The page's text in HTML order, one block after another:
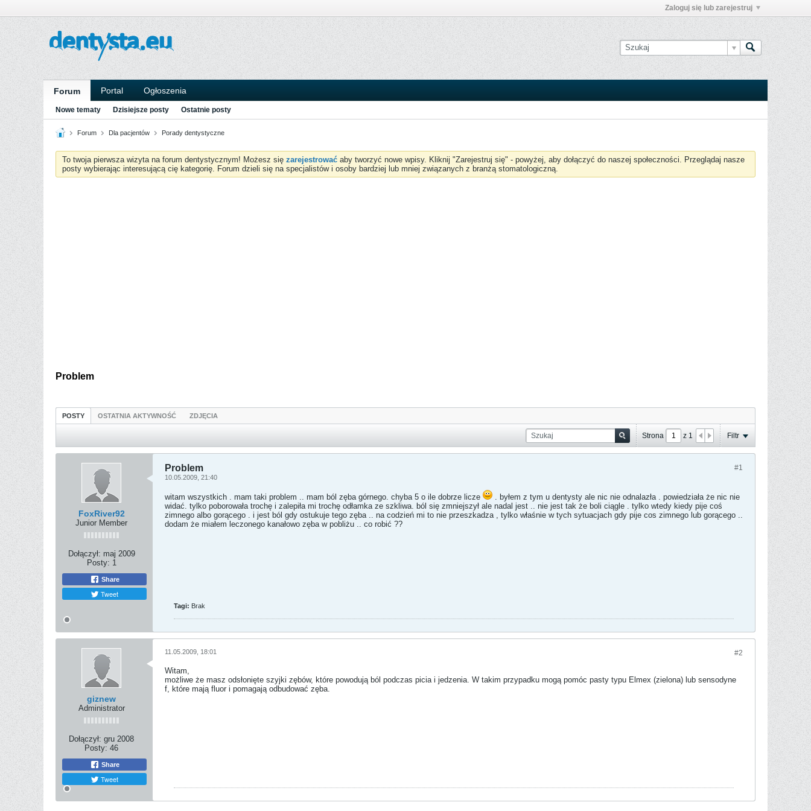
Zaloguj się lub zarejestruj
Forum Portal Ogłoszenia
Nowe tematy Dzisiejsze posty Ostatnie posty
Forum Dla pacjentów Porady dentystyczne
To twoja pierwsza wizyta na forum dentystycznym! Możesz się zarejestrować aby tworzyć nowe wpisy. Kliknij "Zarejestruj się" - powyżej, aby dołączyć do naszej społeczności. Przeglądaj nasze
posty wybierając interesującą cię kategorię. Forum dzieli się na specjalistów i osoby bardziej lub mniej związanych z branżą stomatologiczną.
Problem
POSTY OSTATNIA AKTYWNOŚĆ ZDJĘCIA
Strona z 1 Filtr
FoxRiver92
Junior Member
Dołączył: maj 2009
Posty: 1
Share
Tweet
#1
Problem
10.05.2009, 21:40
witam wszystkich . mam taki problem .. mam ból zęba górnego. chyba 5 o ile dobrze licze
. byłem z tym u dentysty ale nic nie odnalazła . powiedziała że nic nie
widać. tylko poborowała trochę i zalepiła mi trochę odłamka ze szkliwa. ból się zmniejszył ale nadal jest .. nie jest tak że boli ciągle . tylko wtedy kiedy pije coś
zimnego albo gorącego . i jest ból gdy ostukuje tego zęba .. na codzień mi to nie przeszkadza , tylko właśnie w tych sytuacjach gdy pije cos zimnego lub gorącego ..
dodam że miałem leczonego kanałowo zęba w pobliżu .. co robić ??
Tagi: Brak
giznew
Administrator
Dołączył: gru 2008
Posty: 46
Share
Tweet
#2
11.05.2009, 18:01
Witam,
możliwe że masz odsłonięte szyjki zębów, które powodują ból podczas picia i jedzenia. W takim przypadku mogą pomóc pasty typu Elmex (zielona) lub sensodyne
f, które mają fluor i pomagają odbudować zęba.